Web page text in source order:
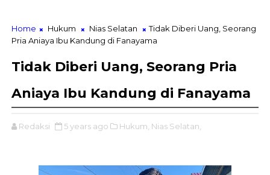
Home Hukum Nias Selatan
Tidak Diberi Uang, Seorang
Pria Aniaya Ibu Kandung di Fanayama
Tidak Diberi Uang, Seorang Pria
Aniaya Ibu Kandung di Fanayama
Redaksi 5 years ago Hukum, Nias Selatan,